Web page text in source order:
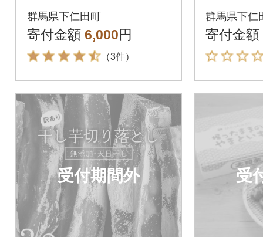
12袋
群馬県下仁田町
寄付金額 6,000円
（3件）
き)
群馬県下仁
寄付金額
受付期間外 受